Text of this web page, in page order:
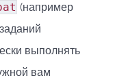
(например
выполнять
вам